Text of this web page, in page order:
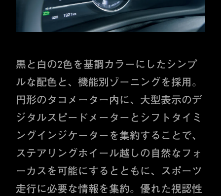
黒と白の2色を基調カラーにしたシンプ
ルな配色と、機能別ゾーニングを採用。
円形のタコメーター内に、大型表示のデ
ジタルスピードメーターとシフトタイミ
ングインジケーターを集約することで、
ステアリングホイール越しの自然なフォ
ーカスを可能にするとともに、スポーツ
走行に必要な情報を集約。優れた視認性